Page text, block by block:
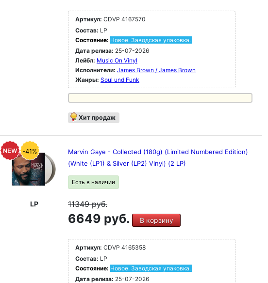
Артикул: CDVP 4167570
Состав: LP
Состояние: Новое. Заводская упаковка.
Дата релиза: 25-07-2026
Лейбл: Music On Vinyl
Исполнители: James Brown / James Brown
Жанры: Soul und Funk
Хит продаж
-41%
LP
Marvin Gaye - Collected (180g) (Limited Numbered Edition)
(White (LP1) & Silver (LP2) Vinyl) (2 LP)
Есть в наличии
11349руб.
6649 руб. В корзину
Артикул: CDVP 4165358
Состав: LP
Состояние: Новое. Заводская упаковка.
Дата релиза: 25-07-2026